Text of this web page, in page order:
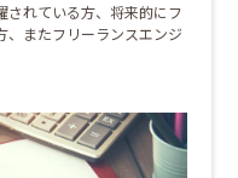
されている方、将来的にフ
、またフリーランスエンジ